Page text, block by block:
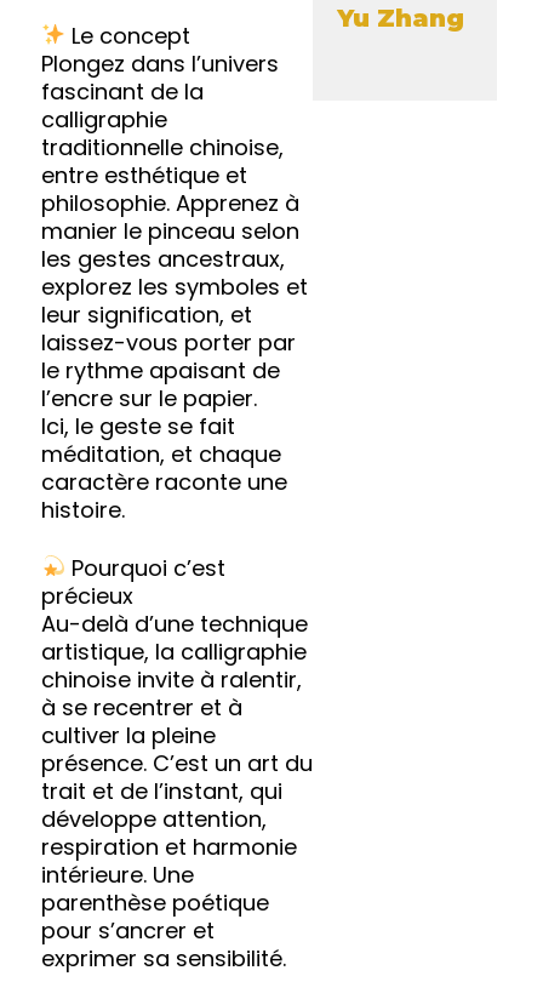
Le concept
Plongez dans l’univers
fascinant de la
calligraphie
traditionnelle chinoise,
entre esthétique et
philosophie. Apprenez à
manier le pinceau selon
les gestes ancestraux,
explorez les symboles et
leur signification, et
laissez-vous porter par
le rythme apaisant de
l’encre sur le papier.
Ici, le geste se fait
méditation, et chaque
caractère raconte une
histoire.
Pourquoi c’est
précieux
Au-delà d’une technique
artistique, la calligraphie
chinoise invite à ralentir,
à se recentrer et à
cultiver la pleine
présence. C’est un art du
trait et de l’instant, qui
développe attention,
respiration et harmonie
intérieure. Une
parenthèse poétique
pour s’ancrer et
exprimer sa sensibilité.
Yu Zhang